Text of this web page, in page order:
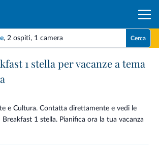
, 2 ospiti, 1 camera Cerca
1 stella per vacanze a tema
e Cultura. Contatta direttamente e vedi le
1 stella. Pianifica ora la tua vacanza